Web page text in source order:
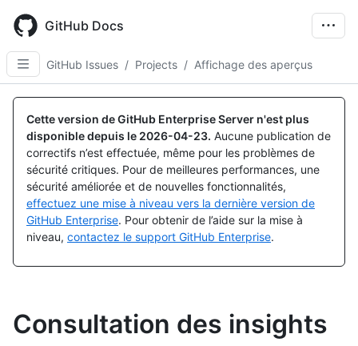
main
content
GitHub Docs
GitHub Issues / Projects / Affichage des aperçus
Cette version de GitHub Enterprise Server n'est plus
disponible depuis le 2026-04-23. Aucune publication de
correctifs n’est effectuée, même pour les problèmes de
sécurité critiques. Pour de meilleures performances, une
sécurité améliorée et de nouvelles fonctionnalités,
effectuez une mise à niveau vers la dernière version de
GitHub Enterprise. Pour obtenir de l’aide sur la mise à
niveau, contactez le support GitHub Enterprise.
Consultation des insights